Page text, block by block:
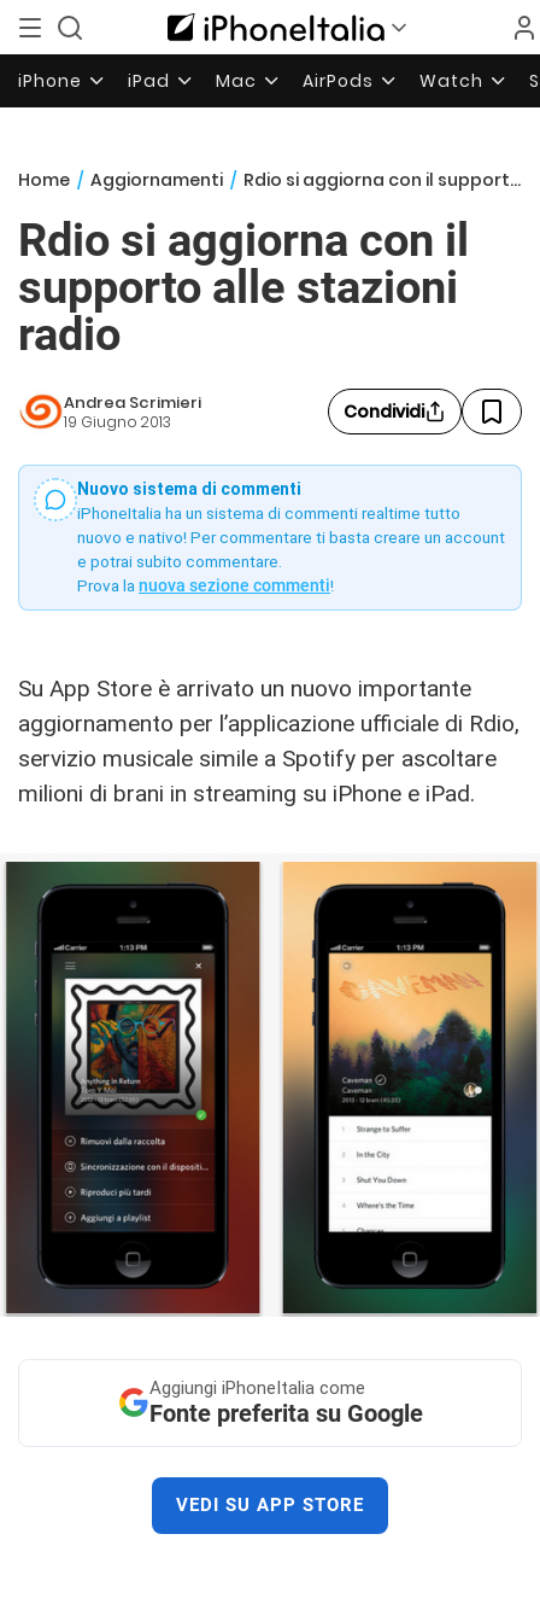
iPhone iPad Mac AirPods Watch
Home / Aggiornamenti / Rdio si aggiorna con il supporto alle stazioni radio
Rdio si aggiorna con il
supporto alle stazioni
radio
Andrea Scrimieri
19 Giugno 2013 Condividi
Nuovo sistema di commenti
iPhoneItalia ha un sistema di commenti realtime tutto
nuovo e nativo! Per commentare ti basta creare un account
e potrai subito commentare.
Prova la nuova sezione commenti!
Su App Store è arrivato un nuovo importante
aggiornamento per l’applicazione ufficiale di Rdio,
servizio musicale simile a Spotify per ascoltare
milioni di brani in streaming su iPhone e iPad.
Aggiungi iPhoneItalia come
Fonte preferita su Google
VEDI SU APP STORE